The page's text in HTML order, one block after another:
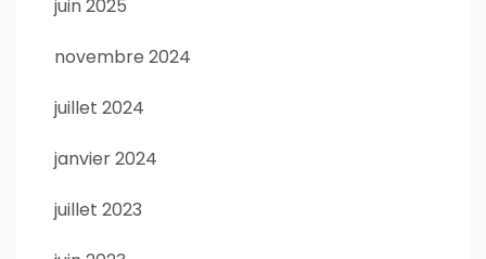
juin 2025
novembre 2024
juillet 2024
janvier 2024
juillet 2023